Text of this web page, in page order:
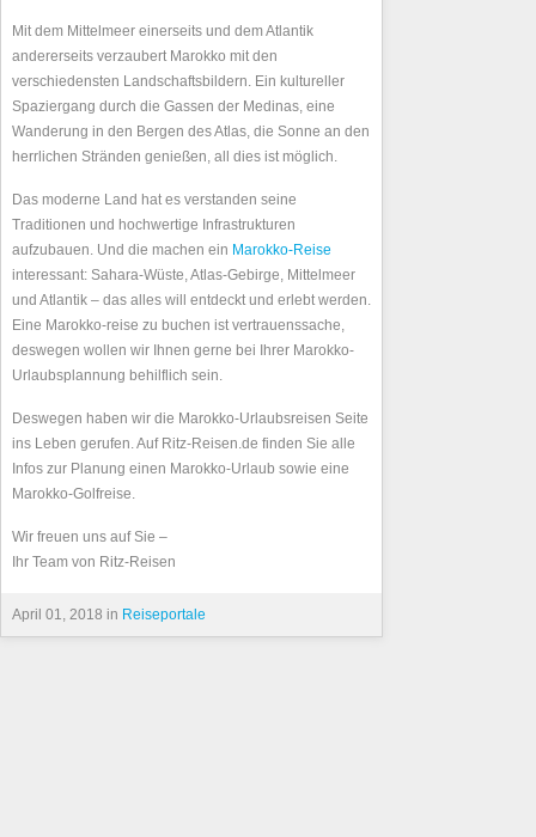
Mit dem Mittelmeer einerseits und dem Atlantik
andererseits verzaubert Marokko mit den
verschiedensten Landschaftsbildern. Ein kultureller
Spaziergang durch die Gassen der Medinas, eine
Wanderung in den Bergen des Atlas, die Sonne an den
herrlichen Stränden genießen, all dies ist möglich.
Das moderne Land hat es verstanden seine
Traditionen und hochwertige Infrastrukturen
aufzubauen. Und die machen ein Marokko-Reise
interessant: Sahara-Wüste, Atlas-Gebirge, Mittelmeer
und Atlantik – das alles will entdeckt und erlebt werden.
Eine Marokko-reise zu buchen ist vertrauenssache,
deswegen wollen wir Ihnen gerne bei Ihrer Marokko-
Urlaubsplannung behilflich sein.
Deswegen haben wir die Marokko-Urlaubsreisen Seite
ins Leben gerufen. Auf Ritz-Reisen.de finden Sie alle
Infos zur Planung einen Marokko-Urlaub sowie eine
Marokko-Golfreise.
Wir freuen uns auf Sie –
Ihr Team von Ritz-Reisen
April 01, 2018 in Reiseportale